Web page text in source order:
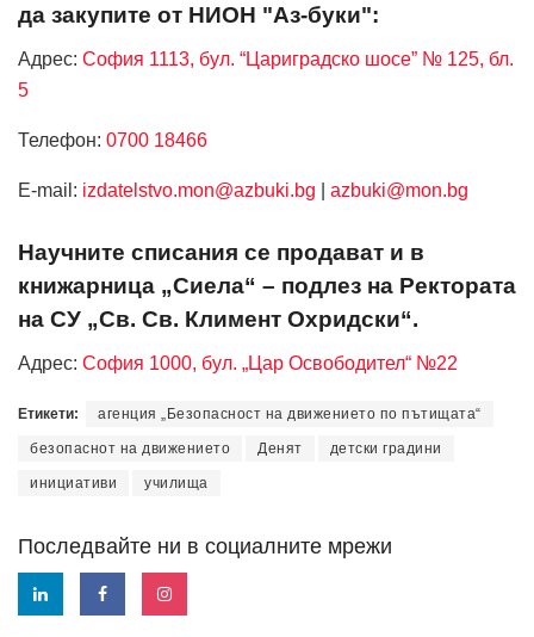
да закупите от НИОН "Аз-буки":
Адрес: София 1113, бул. “Цариградско шосе” № 125, бл.
5
Телефон: 0700 18466
Е-mail: izdatelstvo.mon@azbuki.bg azbuki@mon.bg
Научните списания се продават и в
книжарница „Сиела“ – подлез на Ректората
на СУ „Св. Св. Климент Охридски“.
Адрес: София 1000, бул. „Цар Освободител“ №22
Етикети: агенция „Безопасност на движението по пътищата“
безопаснот на движението Денят детски градини
инициативи училища
Последвайте ни в социалните мрежи